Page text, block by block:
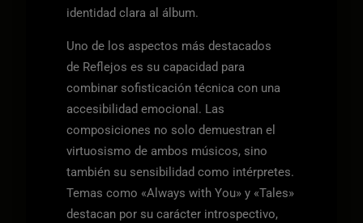
identidad clara al álbum.
Uno de los aspectos más destacados
de Reflejos es su capacidad para
combinar sofisticación técnica con una
accesibilidad emocional. Las
composiciones no solo demuestran el
virtuosismo de ambos músicos, sino
también su sensibilidad como intérpretes.
Temas como «Always with You» y «Tales»
destacan por su carácter introspectivo,